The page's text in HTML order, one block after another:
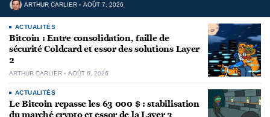
ARTHUR CARLIER AOÛT 7, 2026
ACTUALITÉS
Bitcoin : Entre consolidation, faille de
sécurité Coldcard et essor des solutions Layer
2
ARTHUR CARLIER AOÛT 6, 2026
ACTUALITÉS
Le Bitcoin repasse les 63 000 $ : stabilisation